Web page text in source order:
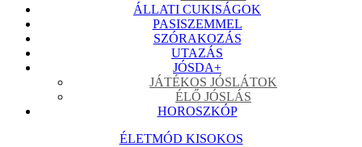
ÁLLATI CUKISÁGOK
PASISZEMMEL
SZÓRAKOZÁS
UTAZÁS
JÓSDA+
JÁTÉKOS JÓSLÁTOK
ÉLŐ JÓSLÁS
HOROSZKÓP
ÉLETMÓD KISOKOS